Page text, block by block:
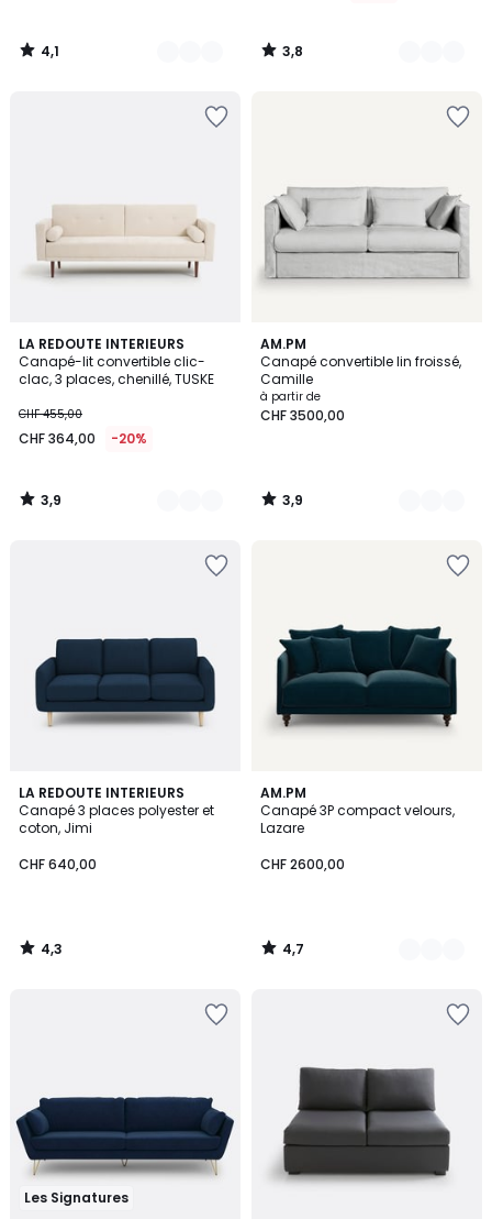
4,1
/
3,8
/
LA REDOUTE INTERIEURS
Canapé-lit convertible clic-
clac, 3 places, chenillé, TUSKE
CHF 455,00
CHF 364,00 -20%
3,9
/ 5
4
Couleurs
3,9
/
AM.PM
Canapé convertible lin froissé,
Camille
à partir de
CHF 3500,00
3,9
/ 5
2
Couleurs
3,9
/
LA REDOUTE INTERIEURS
Canapé 3 places polyester et
coton, Jimi
CHF 640,00
4,3
/ 5
4,3
/
AM.PM
Canapé 3P compact velours,
Lazare
CHF 2600,00
4,7
/ 5
16
Couleurs
4,7
/
Les Signatures